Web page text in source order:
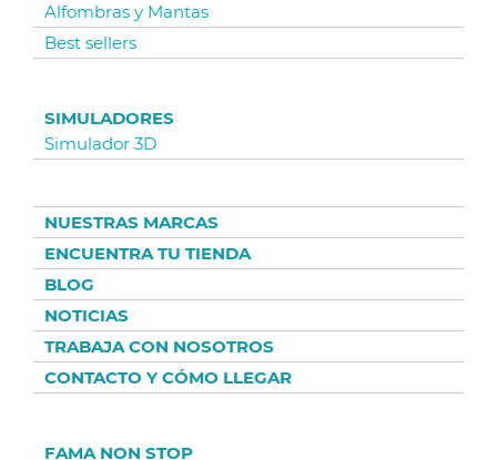
Alfombras y Mantas
Best sellers
SIMULADORES
Simulador 3D
NUESTRAS MARCAS
ENCUENTRA TU TIENDA
BLOG
NOTICIAS
TRABAJA CON NOSOTROS
CONTACTO Y CÓMO LLEGAR
FAMA NON STOP